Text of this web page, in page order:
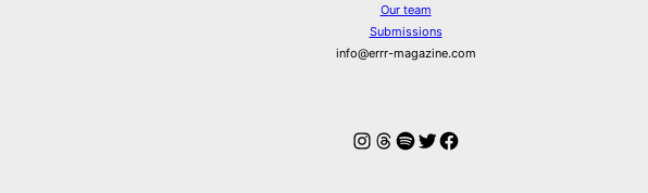
Our team
Submissions
info@errr-magazine.com
Instagram
Threads
Spotify
Twitter
Facebook